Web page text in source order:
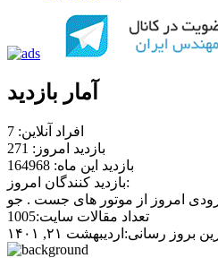
آمار بازدید
افراد آنلاین: 7
بازدید امروز: 271
بازدید این ماه: 164968
بازدید کنندگان امروز:
تعداد مقالات سایت:1005
بروز رسانی:اردیبهشت ۲۱, ۱۴۰۱